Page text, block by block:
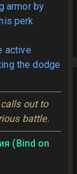
armor by
perk
active
the dodge
out to
battle.
(Bind on